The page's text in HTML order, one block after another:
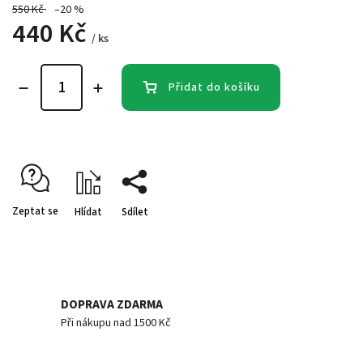
550 Kč –20 %
440 Kč / ks
Přidat do košíku
Zeptat se Hlídat Sdílet
DOPRAVA ZDARMA
Při nákupu nad 1500 Kč